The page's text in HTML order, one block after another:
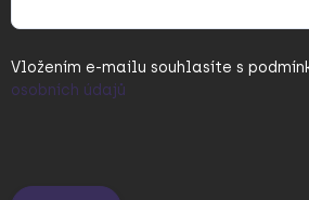
Vložením e-mailu souhlasíte s
osobních údajů